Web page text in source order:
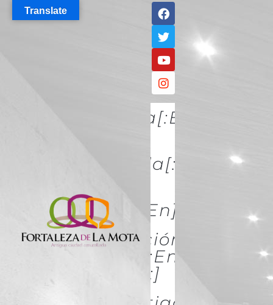
[:es]Conócela[:en]KNOW
[:es]Conservación Y
& Restoration[:]
Translate